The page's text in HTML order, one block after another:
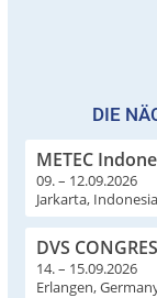
DIE
METEC
09. – 12.09.2026
Jarkarta, Indonesia
DVS
14. – 15.09.2026
Erlangen,